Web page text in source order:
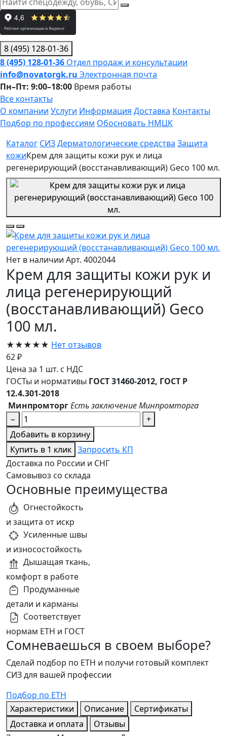
8 (495) 128-01-36
8 (495) 128-01-36 Отдел продаж и консультации
info@novatorgk.ru Электронная почта
Пн–Пт: 9:00–18:00 Время работы
Все контакты
О компании Услуги Информация Доставка Контакты
Подбор по профессиям Обосновать НМЦК
Каталог СИЗДерматологические средства Защита
кожиКрем для защиты кожи рук и лица
регенерирующий (восстанавливающий) Geco 100 мл.
Нет в наличии Арт. 4002044
Крем для защиты кожи рук и
лица регенерирующий
(восстанавливающий) Geco
100 мл.
★★★★★ Нет отзывов
62 ₽
Цена за 1 шт. с НДС
ГОСТы и нормативы ГОСТ 31460-2012, ГОСТ Р
12.4.301-2018
МинпромторгЕсть заключение Минпромторга
−
+
Добавить в корзину
Купить в 1 клик Запросить КП
Доставка по России и СНГ
Самовывоз со склада
Основные преимущества
Огнестойкость
и защита от искр
Усиленные швы
и износостойкость
Дышащая ткань,
комфорт в работе
Продуманные
детали и карманы
Соответствует
нормам ЕТН и ГОСТ
Сомневаешься в своем выборе?
Сделай подбор по ЕТН и получи готовый комплект
СИЗ для вашей профессии
Подбор по ЕТН
Характеристики
Описание
Сертификаты
Доставка и оплата
Отзывы